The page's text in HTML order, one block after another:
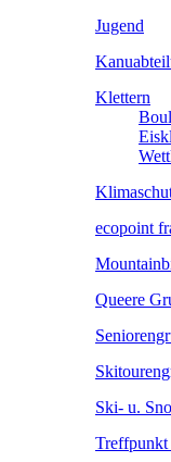
Jugend
Klettern
ecopoint
Queere
Ski- u.
Treffpunkt